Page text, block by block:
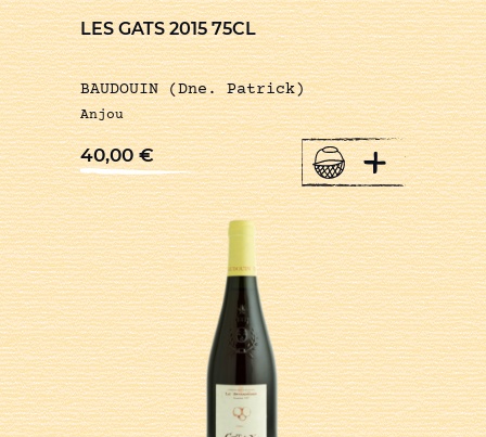
LES GATS 2015 75CL
BAUDOUIN (Dne. Patrick)
Anjou
40,00€ +